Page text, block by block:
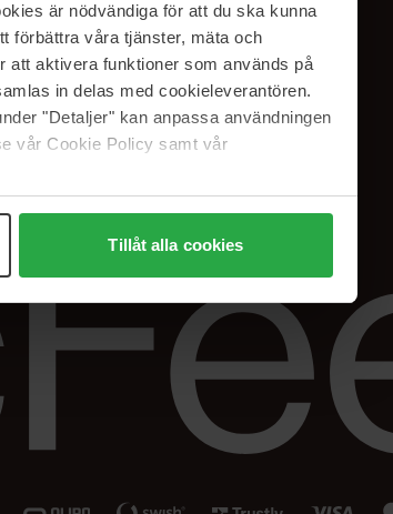
är nödvändiga för att du ska kunna
förbättra våra tjänster, mäta och
att aktivera funktioner som används på
in delas med cookieleverantören.
"Detaljer" kan anpassa användningen
vår Cookie Policy samt vår
Tillåt alla cookies
min beställning
&
Facebook
Instagram
Linkedin